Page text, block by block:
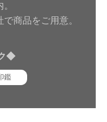
商品をご用意。
◆
鑑